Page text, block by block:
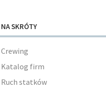
NA SKRÓTY
Crewing
Katalog firm
Ruch statków